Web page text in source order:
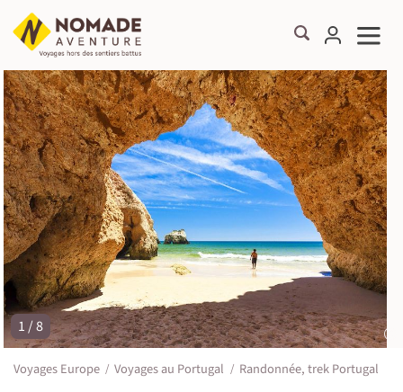
©
1 / 8
Voyages Europe Voyages au Portugal Randonnée, trek Portugal